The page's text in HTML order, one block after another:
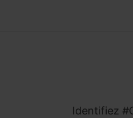
Identifiez